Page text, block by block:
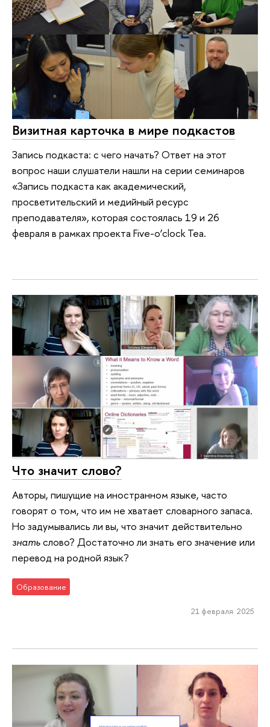
Визитная карточка в мире подкастов
Запись подкаста: с чего начать? Ответ на этот
вопрос наши слушатели нашли на серии семинаров
«Запись подкаста как академический,
просветительский и медийный ресурс
преподавателя», которая состоялась 19 и 26
февраля в рамках проекта Five-o’clock Tea.
Что значит слово?
Авторы, пишущие на иностранном языке, часто
говорят о том, что им не хватает словарного запаса.
Но задумывались ли вы, что значит действительно
знатьслово? Достаточно ли знать его значение или
перевод на родной язык?
Образование
21 февраля 2025